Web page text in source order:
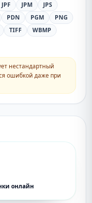
JPF JPM
JPS
PDN PGM
PNG
TIFF
WBMP
нестандартный
ошибкой даже при
онлайн